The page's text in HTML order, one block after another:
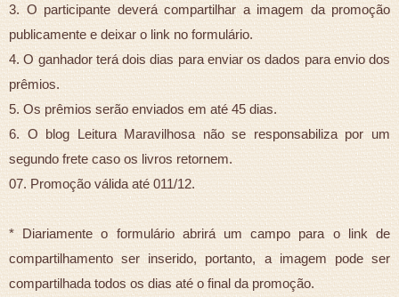
3. O participante deverá compartilhar a imagem da promoção
publicamente e deixar o link no formulário.
4. O ganhador terá dois dias para enviar os dados para envio dos
prêmios.
5. Os prêmios serão enviados em até 45 dias.
6. O blog Leitura Maravilhosa não se responsabiliza por um
segundo frete caso os livros retornem.
07. Promoção válida até 011/12.
* Diariamente o formulário abrirá um campo para o link de
compartilhamento ser inserido, portanto, a imagem pode ser
compartilhada todos os dias até o final da promoção.